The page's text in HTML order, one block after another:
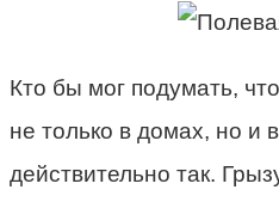
Кто бы мог подумать,
не только в домах, но и
действительно так.